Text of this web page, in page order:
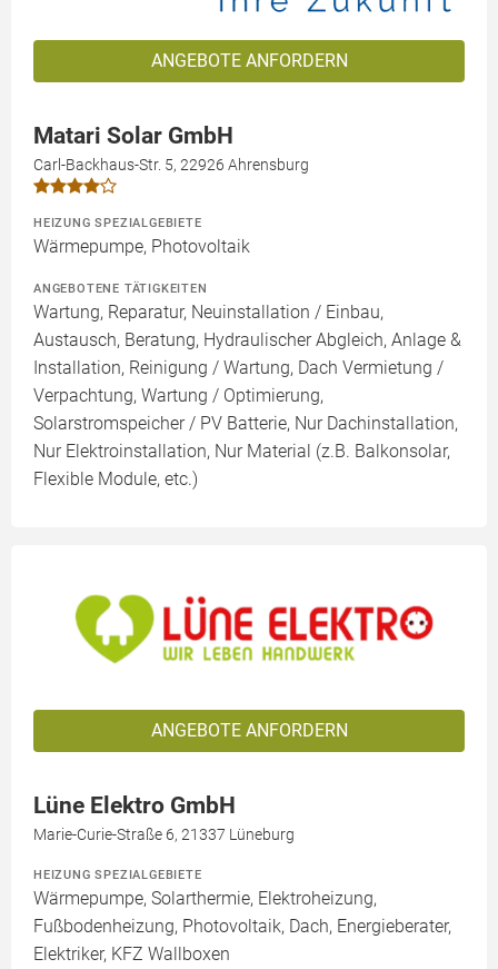
ANGEBOTE ANFORDERN
Matari Solar GmbH
Carl-Backhaus-Str. 5, 22926 Ahrensburg
HEIZUNG SPEZIALGEBIETE
Wärmepumpe, Photovoltaik
ANGEBOTENE TÄTIGKEITEN
Wartung, Reparatur, Neuinstallation / Einbau,
Austausch, Beratung, Hydraulischer Abgleich, Anlage &
Installation, Reinigung / Wartung, Dach Vermietung /
Verpachtung, Wartung / Optimierung,
Solarstromspeicher / PV Batterie, Nur Dachinstallation,
Nur Elektroinstallation, Nur Material (z.B. Balkonsolar,
Flexible Module, etc.)
ANGEBOTE ANFORDERN
Lüne Elektro GmbH
Marie-Curie-Straße 6, 21337 Lüneburg
HEIZUNG SPEZIALGEBIETE
Wärmepumpe, Solarthermie, Elektroheizung,
Fußbodenheizung, Photovoltaik, Dach, Energieberater,
Elektriker, KFZ Wallboxen